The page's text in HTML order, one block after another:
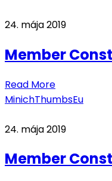
24. mája 2019
Member
Read More
MinichThumbsEu
24. mája 2019
Member